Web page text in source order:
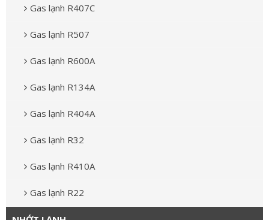
Gas lạnh R407C
Gas lạnh R507
Gas lạnh R600A
Gas lạnh R134A
Gas lạnh R404A
Gas lạnh R32
Gas lạnh R410A
Gas lạnh R22